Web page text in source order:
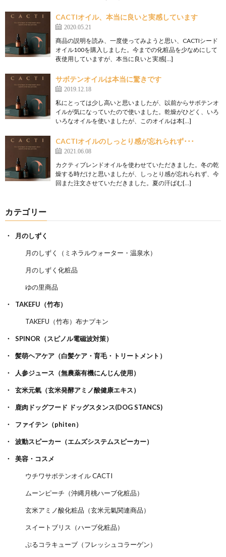
CACTIオイル、本当に良いと実感しています
2020.05.21
商品の説明を読み、一度使ってみようと思い、CACTIシード
オイル100を購入しました。今までの化粧品を少なめにして
夜使用していますが、本当に良いと実感[…]
サボテンオイルは本当に驚きです
2019.12.18
私にとっては少し高いと思いましたが、以前からサボテンオ
イルが気になっていたので使いました。乾燥がひどく、いろ
いろなオイルを使いましたが、このオイルは本[…]
CACTIオイルのしっとり感が忘れられず･･･
2021.06.08
カクティブレンドオイルを使わせていただきました。冬の乾
燥する時だけと思いましたが、しっとり感が忘れられず、今
回また注文させていただきました。夏の汗ばむ[…]
カテゴリー
月のしずく
月のしずく（ミネラルウォーター・温泉水）
月のしずく化粧品
ゆの里商品
TAKEFU（竹布）
TAKEFU（竹布）布ナプキン
SPINOR（スピノル電磁波対策）
髪萌ヘアケア（白髪ケア・育毛・トリートメント）
人参ジュース（無農薬有機にんじん使用）
玄米元氣（玄米発酵アミノ酸健康エキス）
鹿肉ドッグフード ドッグスタンス(DOG STANCS)
ファイテン（phiten）
波動スピーカー（エムズシステムスピーカー）
美容・コスメ
ウチワサボテンオイル CACTI
ムーンピーチ（沖縄月桃ハーブ化粧品）
玄米アミノ酸化粧品（玄米元氣関連商品）
スイートブリス（ハーブ化粧品）
ぷるコラキューブ（フレッシュコラーゲン）